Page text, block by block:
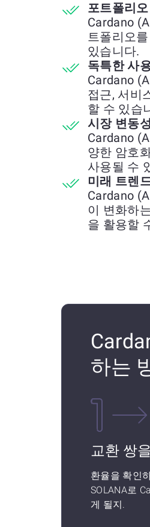
포트폴리
Cardano
트폴리오
있습니다.
독특한 사
Cardano
접근, 서비
할 수 있습
시장 변동
Cardano
양한 암호
사용될 수
미래 트렌
Cardano
이 변화하
을 활용할
하는
교환 쌍
환율을 확인
SOLANA로
게 될지.